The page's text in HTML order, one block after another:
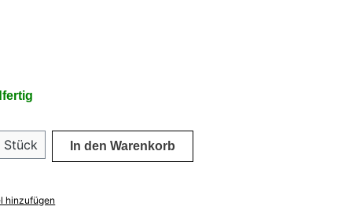
Gib den gewünschten Wert
Stück In den Warenkorb
hinzufügen